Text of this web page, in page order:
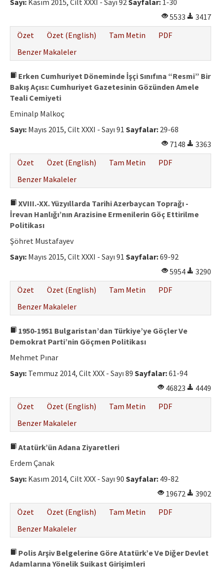
Sayı: Kasım 2015, Cilt XXXI - Sayı 92Sayfalar: 1-30
5533
3417
Özet
Özet (English) Tam Metin
PDF
Benzer Makaleler
Erken Cumhuriyet Döneminde İşçi Sınıfına “Resmi” Bir
Bakış Açısı: Cumhuriyet Gazetesinin Gözünden Amele
Teali Cemiyeti
Eminalp Malkoç
Sayı: Mayıs 2015, Cilt XXXI - Sayı 91 Sayfalar: 29-68
7148
3363
Özet
Özet (English) Tam Metin
PDF
Benzer Makaleler
XVIII.-XX. Yüzyıllarda Tarihi Azerbaycan Toprağı -
İrevan Hanlığı’nın Arazisine Ermenilerin Göç Ettirilme
Politikası
Şöhret Mustafayev
Sayı: Mayıs 2015, Cilt XXXI - Sayı 91 Sayfalar:69-92
5954
3290
Özet
Özet (English) Tam Metin
PDF
Benzer Makaleler
1950-1951 Bulgaristan’dan Türkiye’ye Göçler Ve
Demokrat Parti’nin Göçmen Politikası
Mehmet Pınar
Sayı: Temmuz 2014, Cilt XXX - Sayı 89 Sayfalar:61-94
46823
4449
Özet
Özet (English) Tam Metin
PDF
Benzer Makaleler
Atatürk’ün Adana Ziyaretleri
Erdem Çanak
Sayı: Kasım 2014, Cilt XXX - Sayı 90 Sayfalar: 49-82
19672
3902
Özet
Özet (English) Tam Metin
PDF
Benzer Makaleler
Polis Arşiv Belgelerine Göre Atatürk’e Ve Diğer Devlet
Adamlarına Yönelik Suikast Girişimleri